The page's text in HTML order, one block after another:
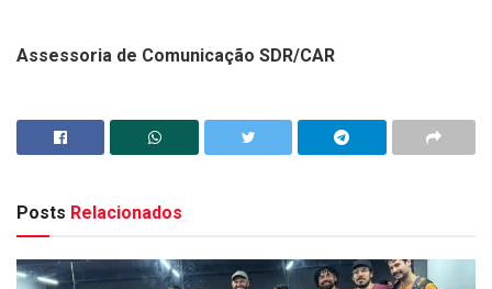
Assessoria de Comunicação SDR/CAR
Posts Relacionados